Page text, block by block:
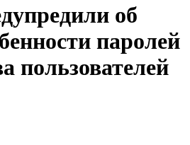
об
паролей
пользователей